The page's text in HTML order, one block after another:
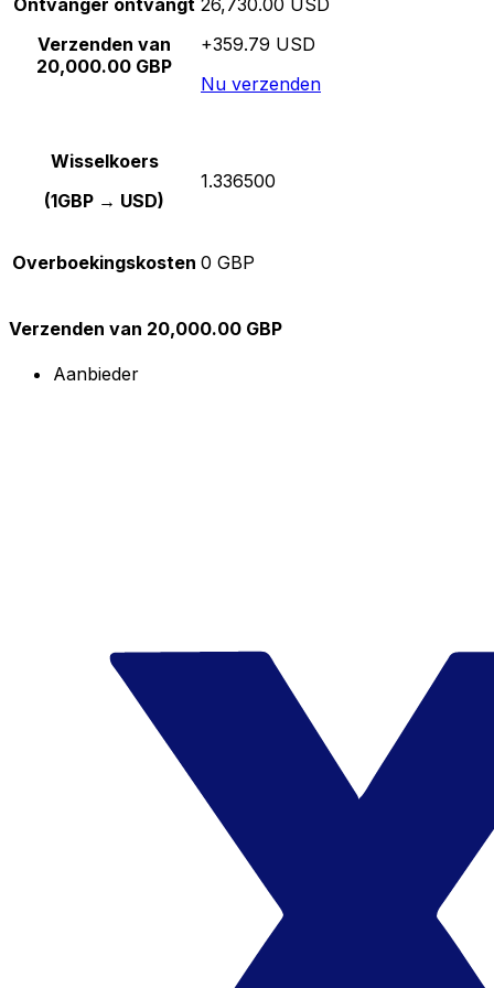
Verzenden van
20,000.00 GBP
+359.79 USD
Nu verzenden
Wisselkoers
(1GBP → USD)
1.336500
Overboekingskosten 0 GBP
Verzenden van 20,000.00 GBP
Aanbieder